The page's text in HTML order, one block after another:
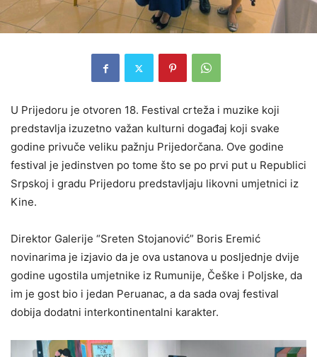
U Prijedoru je otvoren 18. Festival crteža i muzike koji
predstavlja izuzetno važan kulturni događaj koji svake
godine privuče veliku pažnju Prijedorčana. Ove godine
festival je jedinstven po tome što se po prvi put u Republici
Srpskoj i gradu Prijedoru predstavljaju likovni umjetnici iz
Kine.
Direktor Galerije “Sreten Stojanović” Boris Eremić
novinarima je izjavio da je ova ustanova u posljednje dvije
godine ugostila umjetnike iz Rumunije, Češke i Poljske, da
im je gost bio i jedan Peruanac, a da sada ovaj festival
dobija dodatni interkontinentalni karakter.